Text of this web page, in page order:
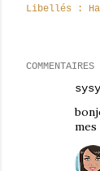
Libellés :
COMMENTAIRES